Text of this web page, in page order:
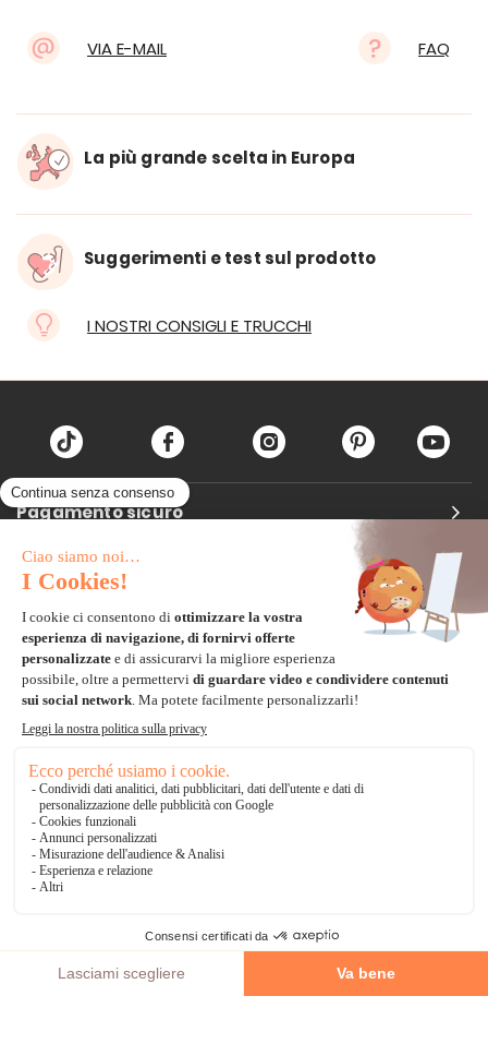
VIA E-MAIL FAQ
La più grande scelta in Europa
Suggerimenti e test sul prodotto
I NOSTRI CONSIGLI E TRUCCHI
Pagamento sicuro
Carta di credito
Paypal
Bonifico Bancario
3 volte senza tasse
*Soluzioni di consegna
Delivengo Domicilio Internazionale